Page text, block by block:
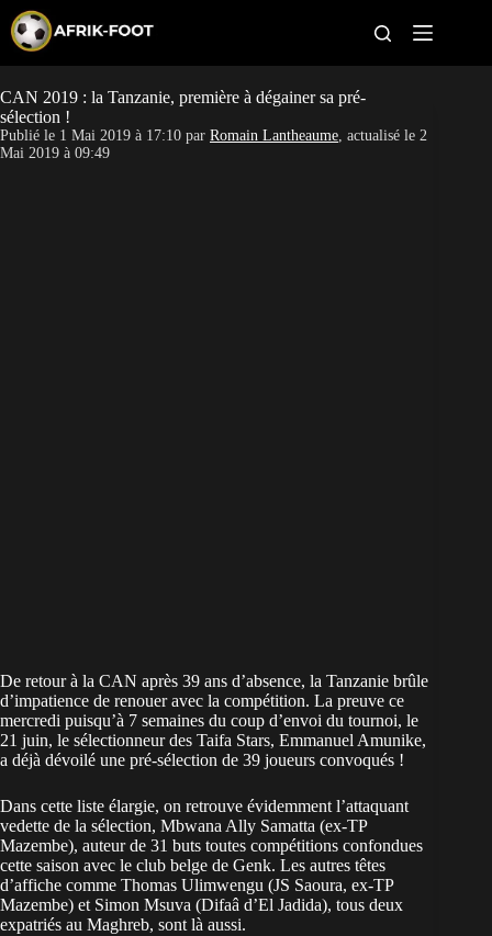
p
o
c
o
CAN féminine
CAN 2019 : la Tanzanie, première à dégainer sa pré-
sélection !
Publié le 1 Mai 2019 à 17:10 par Romain Lantheaume, actualisé le 2
Mai 2019 à 09:49
De retour à la CAN après 39 ans d’absence, la Tanzanie brûle
d’impatience de renouer avec la compétition. La preuve ce
mercredi puisqu’à 7 semaines du coup d’envoi du tournoi, le
21 juin, le sélectionneur des Taifa Stars, Emmanuel Amunike,
a déjà dévoilé une pré-sélection de 39 joueurs convoqués !
Dans cette liste élargie, on retrouve évidemment l’attaquant
vedette de la sélection, Mbwana Ally Samatta (ex-TP
Mazembe), auteur de 31 buts toutes compétitions confondues
cette saison avec le club belge de Genk. Les autres têtes
d’affiche comme Thomas Ulimwengu (JS Saoura, ex-TP
Mazembe) et Simon Msuva (Difaâ d’El Jadida), tous deux
expatriés au Maghreb, sont là aussi.